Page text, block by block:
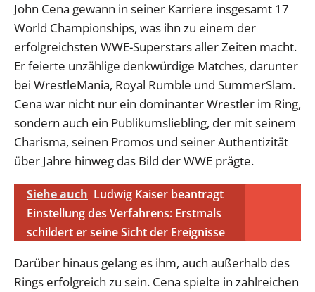
John Cena gewann in seiner Karriere insgesamt 17
World Championships, was ihn zu einem der
erfolgreichsten WWE-Superstars aller Zeiten macht.
Er feierte unzählige denkwürdige Matches, darunter
bei WrestleMania, Royal Rumble und SummerSlam.
Cena war nicht nur ein dominanter Wrestler im Ring,
sondern auch ein Publikumsliebling, der mit seinem
Charisma, seinen Promos und seiner Authentizität
über Jahre hinweg das Bild der WWE prägte.
Siehe auch Ludwig Kaiser beantragt
Einstellung des Verfahrens: Erstmals
schildert er seine Sicht der Ereignisse
Darüber hinaus gelang es ihm, auch außerhalb des
Rings erfolgreich zu sein. Cena spielte in zahlreichen